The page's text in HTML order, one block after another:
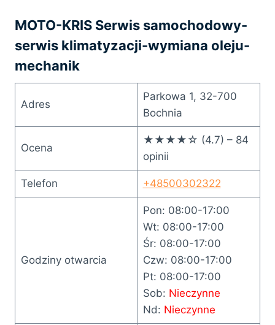
MOTO-KRIS Serwis samochodowy-
serwis klimatyzacji-wymiana oleju-
mechanik
Adres
Parkowa 1, 32-700
Bochnia
Ocena
★★★★☆ (4.7) – 84
opinii
Telefon +48500302322
Godziny otwarcia
Pon: 08:00-17:00
Wt: 08:00-17:00
Śr: 08:00-17:00
Czw: 08:00-17:00
Pt: 08:00-17:00
Sob: Nieczynne
Nd: Nieczynne